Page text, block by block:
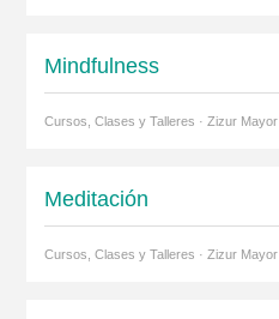
Mindfulness
Cursos, Clases y Talleres · Zizur Mayor
Meditación
Cursos, Clases y Talleres · Zizur Mayor